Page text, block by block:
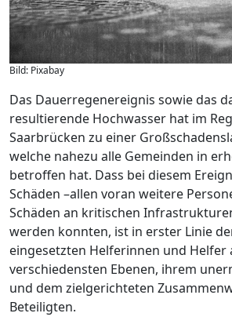
Bild: Pixabay
Das Dauerregenereignis sowie das
resultierende Hochwasser hat im
Saarbrücken zu einer
welche nahezu alle Gemeinden in
betroffen hat. Dass bei diesem
Schäden –allen voran weitere
Schäden an kritischen
werden konnten, ist in erster Linie
eingesetzten Helferinnen und Helfer
verschiedensten Ebenen, ihrem
und dem zielgerichteten
Beteiligten.